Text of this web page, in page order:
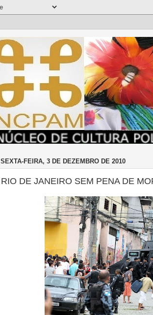
SEXTA-FEIRA, 3 DE DEZEMBRO DE 2010
RIO DE JANEIRO SEM PENA DE